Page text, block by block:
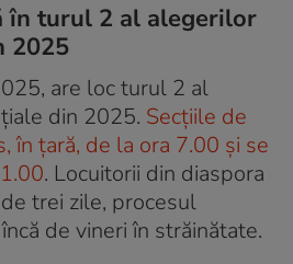
în turul 2 al alegerilor
2025
are loc turul 2 al
din 2025. Secțiile de
în țară, de la ora 7.00 și se
. Locuitorii din diaspora
trei zile, procesul
de vineri în străinătate.